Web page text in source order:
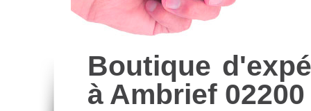
Boutique
à Ambrief 02200